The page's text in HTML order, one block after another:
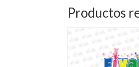
Productos